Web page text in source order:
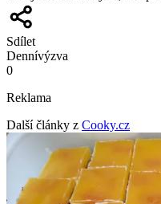
Sdílet
Dennívýzva
0
Reklama
Další články z Cooky.cz